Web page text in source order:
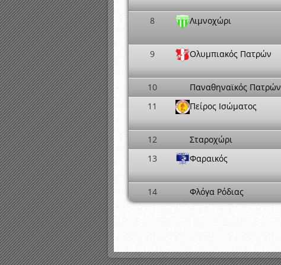
8 Λιμνοχώρι
9 Ολυμπιακός Πατρών
10 Παναθηναϊκός Πατρών
11
Πείρος Ισώματος
12 Σταροχώρι
13
Φαραικός
14 Φλόγα Ρόδιας